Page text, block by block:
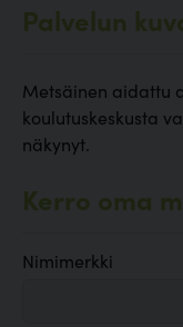
Palvelun
Metsäinen aidattu
koulutuskeskusta
näkynyt.
Kerro oma
Nimimerkki